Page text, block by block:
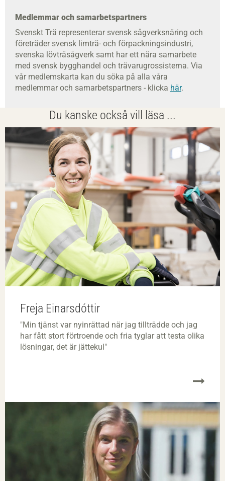
Medlemmar och samarbetspartners
Svenskt Trä representerar svensk sågverksnäring och
företräder svensk limträ- och förpackningsindustri,
svenska lövträsågverk samt har ett nära samarbete
med svensk bygghandel och trävarugrossisterna. Via
vår medlemskarta kan du söka på alla våra
medlemmar och samarbetspartners - klicka här.
Du kanske också vill läsa ...
Freja Einarsdóttir
"Min tjänst var nyinrättad när jag tillträdde och jag
har fått stort förtroende och fria tyglar att testa olika
lösningar, det är jättekul"